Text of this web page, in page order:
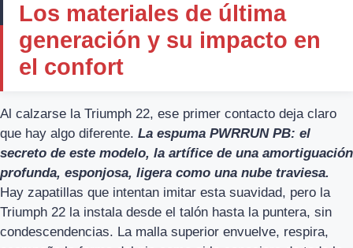
Los materiales de última
generación y su impacto en
el confort
Al calzarse la Triumph 22, ese primer contacto deja claro
que hay algo diferente. La espuma PWRRUN PB: el
secreto de este modelo, la artífice de una amortiguación
profunda, esponjosa, ligera como una nube traviesa.
Hay zapatillas que intentan imitar esta suavidad, pero la
Triumph 22 la instala desde el talón hasta la puntera, sin
condescendencias. La malla superior envuelve, respira,